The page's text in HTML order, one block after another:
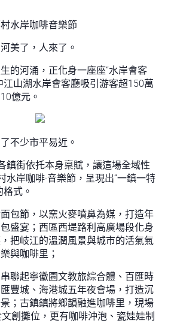
水岸咖啡音樂節
美了，人來了。
的河涌，正化身一座座“水岸會客
江山湖水岸會客廳吸引游客超150萬
億元。
不少市平易近。
鎮街依托本身稟賦，讓這場全域性
水岸咖啡·音樂節，呈現出“一鎮一特
式。
包節，以窯火麥噴鼻為媒，打造年
盛宴；西區西堤路利高廣場段化身
把岐江的溫潤風景與城市的活氣氣
與咖啡里；
聯起寧徽園文教旅綜合體、百匯時
豐城、海港城五年夜會場，打造沉
；古鎮鎮將鄉韻融進咖啡里，現場
創攤位，更有咖啡沖泡、瓷娃娃制